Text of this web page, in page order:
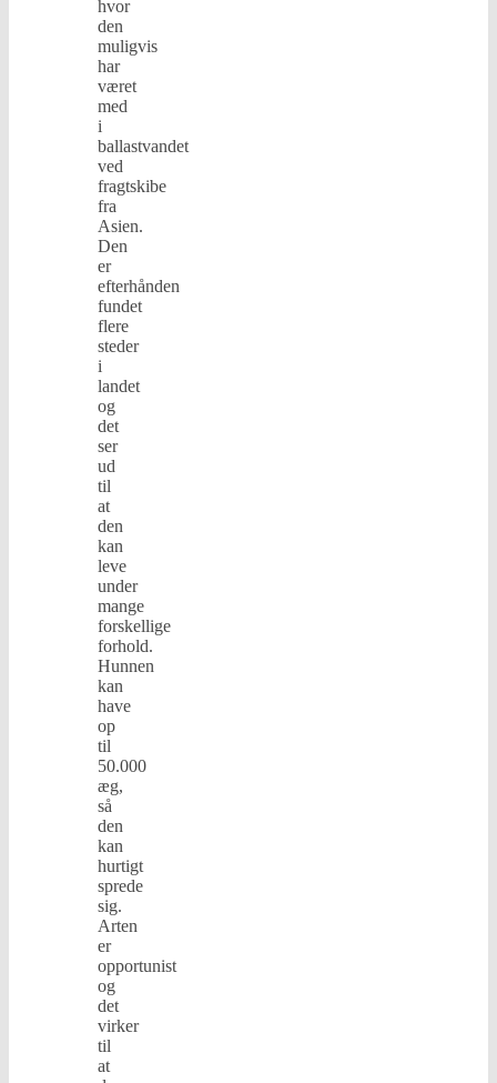
hvor
den
muligvis
har
været
med
i
ballastvandet
ved
fragtskibe
fra
Asien.
Den
er
efterhånden
fundet
flere
steder
i
landet
og
det
ser
ud
til
at
den
kan
leve
under
mange
forskellige
forhold.
Hunnen
kan
have
op
til
50.000
æg,
så
den
kan
hurtigt
sprede
sig.
Arten
er
opportunist
og
det
virker
til
at